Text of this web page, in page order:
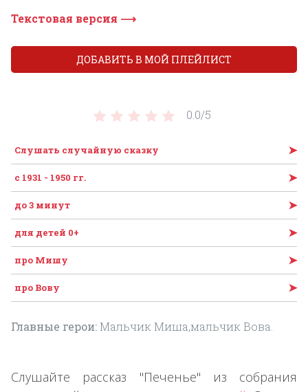
Текстовая версия ⟶
0.0/5
Слушать случайную сказку ➤
с 1931 - 1950 гг. ➤
до 3 минут ➤
для детей 0+ ➤
про Мишу ➤
про Вову ➤
Главные герои:Мальчик Миша,мальчик Вова.
ДОБАВИТЬ В МОЙ ПЛЕЙЛИСТ
Слушайте рассказ "Печенье" из собрания